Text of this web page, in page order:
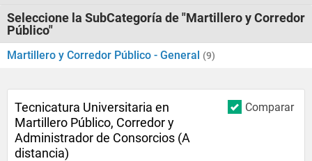
Seleccione la SubCategoría de "Martillero y Corredor
Público"
Martillero y Corredor Público - General (9)
Comparar
Tecnicatura Universitaria en
Martillero Público, Corredor y
Administrador de Consorcios (A
distancia)